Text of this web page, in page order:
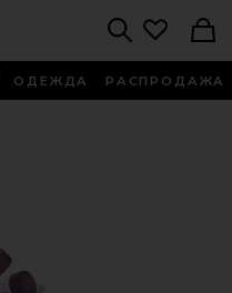
ОДЕЖДА РАСПРОДАЖА
МАРМЕЛАДКИ SLEEP